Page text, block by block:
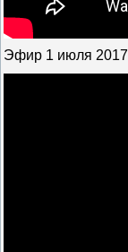
Эфир 1 июля 2017